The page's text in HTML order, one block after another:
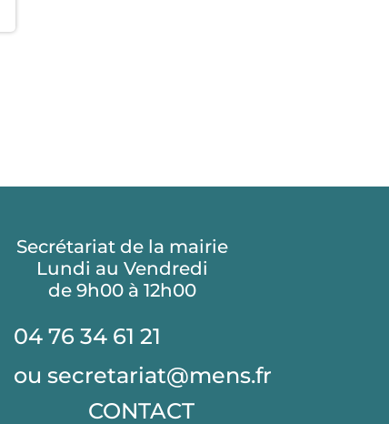
Secrétariat de la mairie
Lundi au Vendredi
de 9h00 à 12h00
04 76 34 61 21
ou secretariat@mens.fr
CONTACT